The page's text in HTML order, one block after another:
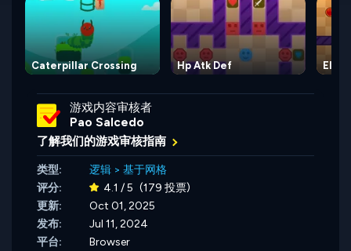
Caterpillar Crossing Hp Atk Def
游戏内容审核者
Pao Salcedo
了解我们的游戏审核指南
类型: 逻辑 > 基于网格
评分:
4.1 / 5 (179 投票)
更新:
Oct 01, 2025
发布:
Jul 11, 2024
平台:
Browser